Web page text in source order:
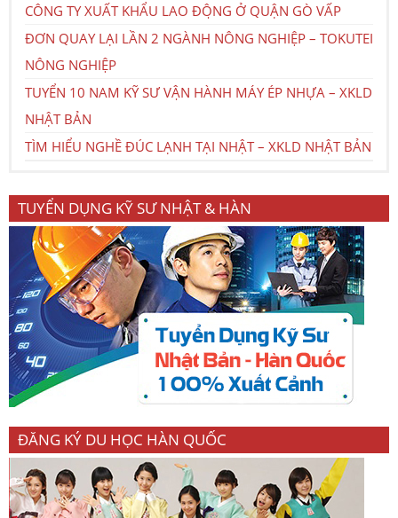
CÔNG TY XUẤT KHẨU LAO ĐỘNG Ở QUẬN GÒ VẤP
ĐƠN QUAY LẠI LẦN 2 NGÀNH NÔNG NGHIỆP – TOKUTEI
NÔNG NGHIỆP
TUYỂN 10 NAM KỸ SƯ VẬN HÀNH MÁY ÉP NHỰA – XKLD
NHẬT BẢN
TÌM HIỂU NGHỀ ĐÚC LẠNH TẠI NHẬT – XKLD NHẬT BẢN
TUYỂN DỤNG KỸ SƯ NHẬT & HÀN
ĐĂNG KÝ DU HỌC HÀN QUỐC